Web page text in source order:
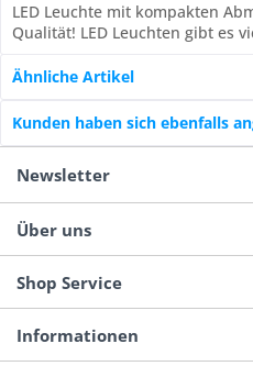
LED Leuchte mit kompakten
Qualität! LED Leuchten gibt es
Ähnliche Artikel
Kunden haben sich ebenfalls
Newsletter
Über uns
Shop Service
Informationen